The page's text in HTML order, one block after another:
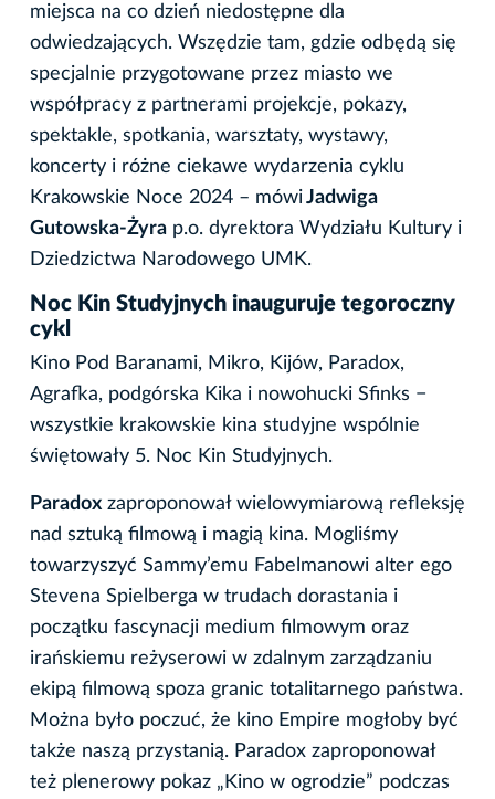
miejsca na co dzień niedostępne dla
odwiedzających. Wszędzie tam, gdzie odbędą się
specjalnie przygotowane przez miasto we
współpracy z partnerami projekcje, pokazy,
spektakle, spotkania, warsztaty, wystawy,
koncerty i różne ciekawe wydarzenia cyklu
Krakowskie Noce 2024 – mówiJadwiga
Gutowska-Żyra p.o. dyrektora Wydziału Kultury i
Dziedzictwa Narodowego UMK.
Noc Kin Studyjnych inauguruje tegoroczny
cykl
Kino Pod Baranami, Mikro, Kijów, Paradox,
Agrafka, podgórska Kika i nowohucki Sfinks −
wszystkie krakowskie kina studyjne wspólnie
świętowały 5. Noc Kin Studyjnych.
Paradox zaproponował wielowymiarową refleksję
nad sztuką filmową i magią kina. Mogliśmy
towarzyszyć Sammy’emu Fabelmanowi alter ego
Stevena Spielberga w trudach dorastania i
początku fascynacji medium filmowym oraz
irańskiemu reżyserowi w zdalnym zarządzaniu
ekipą filmową spoza granic totalitarnego państwa.
Można było poczuć, że kino Empire mogłoby być
także naszą przystanią. Paradox zaproponował
też plenerowy pokaz „Kino w ogrodzie” podczas